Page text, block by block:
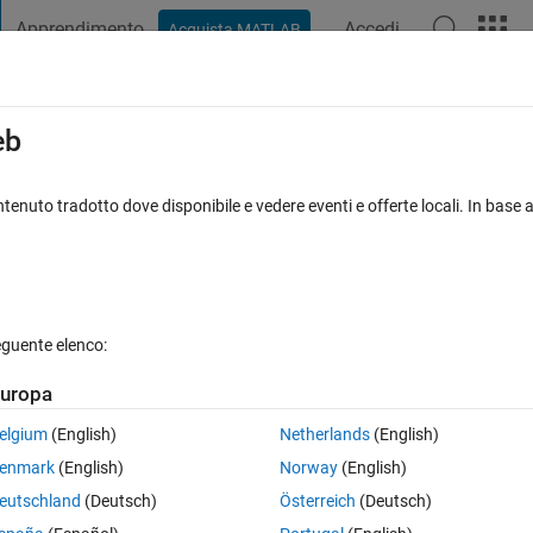
Apprendimento Acquista MATLAB Accedi
loops in my MATLAB code such that I
debugging?
loops. I know it is not possible to step inside the PARFOR loops while
tradotto dove disponibile e vedere eventi e offerte locali. In
elenco:
(English)
(English)
(Deutsch)
Netherlands(English)
Norway(English)
Österreich (Deutsch)